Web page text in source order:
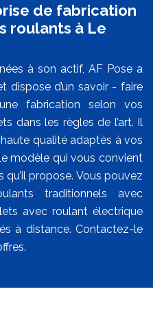
de fabrication
roulants à Le
à son actif, AF Pose a
dispose d’un savoir - faire
fabrication selon vos
dans les règles de l’art. Il
qualité adaptés à vos
modèle qui vous convient
propose. Vous pouvez
traditionnels avec
avec roulant électrique
à distance. Contactez-le